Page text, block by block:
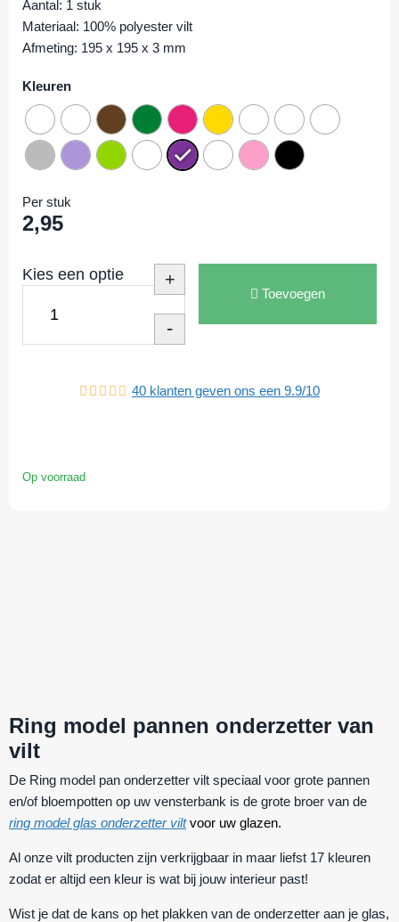
Aantal: 1 stuk
Materiaal: 100% polyester vilt
Afmeting: 195 x 195 x 3 mm
Kleuren
Per stuk
2,95
Kies een optie +
-
Toevoegen
40 klanten geven ons een 9.9/10
Op voorraad
Ring model pannen onderzetter van
vilt
De Ring model pan onderzetter vilt speciaal voor grote pannen
en/of bloempotten op uw vensterbank is de grote broer van de
ring model glas onderzetter vilt voor uw glazen.
Al onze vilt producten zijn verkrijgbaar in maar liefst 17 kleuren
zodat er altijd een kleur is wat bij jouw interieur past!
Wist je dat de kans op het plakken van de onderzetter aan je glas,